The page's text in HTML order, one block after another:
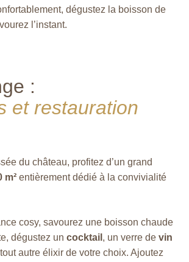
dégustez la boisson de
l’instant.
:
et restauration
du château, profitez d’un grand
m² entièrement dédié à la convivialité
cosy, savourez une boisson chaude
dégustez uncocktail , un verre de vin
autre élixir de votre choix. Ajoutez